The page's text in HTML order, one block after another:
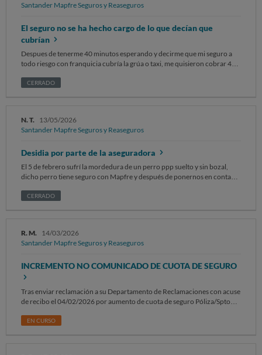
Santander Mapfre Seguros y Reaseguros
El seguro no se ha hecho cargo de lo que decían que
cubrían
Despues de tenerme 40 minutos esperando y decirme que mi seguro a
todo riesgo con franquicia cubría la grúa o taxi, me quisieron cobrar 400
CERRADO
N. T. 13/05/2026
Santander Mapfre Seguros y Reaseguros
Desidia por parte de la aseguradora
El 5 de febrero sufrí la mordedura de un perro ppp suelto y sin bozal,
dicho perro tiene seguro con Mapfre y después de ponernos en contacto
jamás se puso en contacto con nosotros ni me pidió la documentación.
través de la red social X que ya tenía asignado perito.
CERRADO
R. M. 14/03/2026
Santander Mapfre Seguros y Reaseguros
INCREMENTO NO COMUNICADO DE CUOTA DE SEGURO
Tras enviar reclamación a su Departamento de Reclamaciones con acuse
de recibo el 04/02/2026 por aumento de cuota de seguro Póliza/Spto
14/03/2026 sin respuesta envio reclamacion a la Dirección General de
EN CURSO